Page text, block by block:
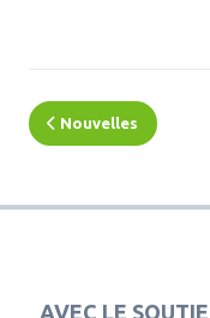
Nouvelles
AVEC LE